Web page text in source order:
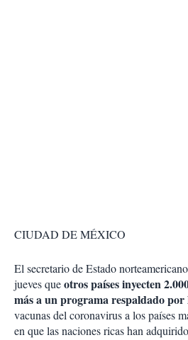
CIUDAD DE MÉXICO
El secretario de Estado
jueves queotros países inyecten
más a un programa respaldado
vacunas del coronavirus a los países
en que las naciones ricas han